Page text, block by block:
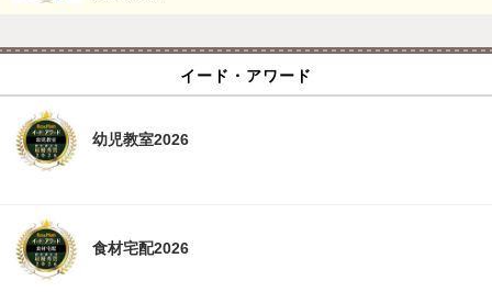
イード・アワード
幼児教室2026
食材宅配2026